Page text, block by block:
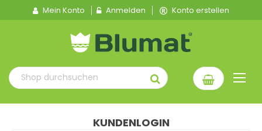
Mein Konto Anmelden Konto erstellen
KUNDENLOGIN